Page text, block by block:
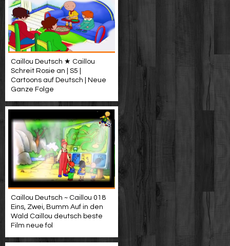
Caillou Deutsch ★ Caillou
Schreit Rosie an | S5 |
Cartoons auf Deutsch | Neue
Ganze Folge
Caillou Deutsch ~ Caillou 018
Eins, Zwei, Bumm Auf in den
Wald Caillou deutsch beste
Film neue fol